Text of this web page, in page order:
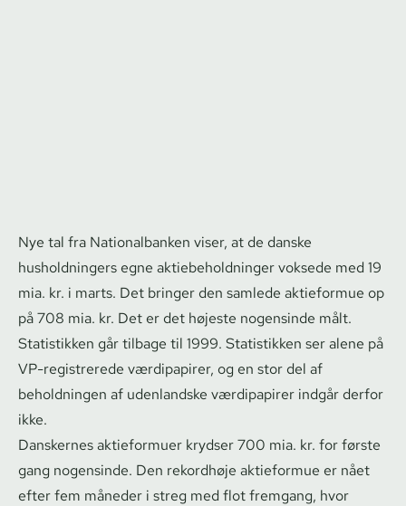
Nye tal fra Nationalbanken viser, at de danske
husholdningers egne ak­tie­be­hold­nin­ger voksede med 19
mia. kr. i marts. Det bringer den samlede aktieformue op
på 708 mia. kr. Det er det højeste nogensinde målt.
Statistikken går tilbage til 1999. Statistikken ser alene på
VP-registrerede værdipapirer, og en stor del af
beholdningen af udenlandske værdipapirer indgår derfor
ikke.
Danskernes aktieformuer krydser 700 mia. kr. for første
gang nogensinde. Den rekordhøje aktieformue er nået
efter fem måneder i streg med flot fremgang, hvor